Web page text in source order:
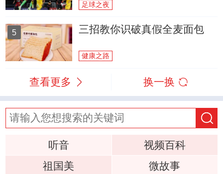
足球之夜
5 三招教你识破真假全麦面包
健康之路
查看更多 换一换
听音
视频百科
祖国美
微故事